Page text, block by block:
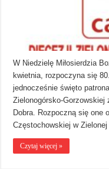
W Niedzielę Miłosierdzia
kwietnia, rozpoczyna się
jednocześnie święto
Zielonogórsko-Gorzowskiej
Dobra. Rozpoczną się one
Częstochowskiej w
Czytaj więcej »